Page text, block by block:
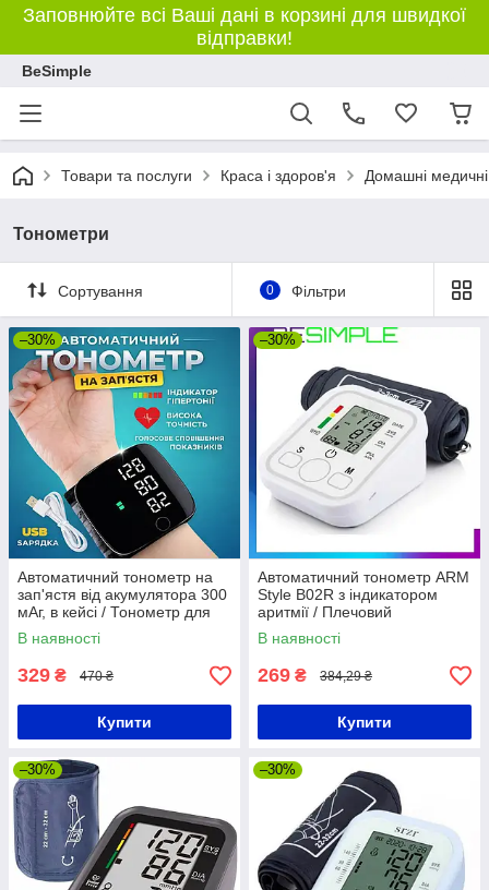
Заповнюйте всі Ваші дані в корзині для швидкої
відправки!
BeSimple
Товари та послуги Краса і здоров'я Домашні
Тонометри
Сортування 0 Фільтри
–30%
Автоматичний тонометр на
зап'ястя від акумулятора 300
мАг, в кейсі / Тонометр для
вимірювання тиску /
Цифровий тонометр
В наявності
329 ₴ 470 ₴
Купити
–30%
Автоматичний тонометр ARM
Style B02R з індикатором
аритмії / Плечовий
електронний тонометр на
батарейках
В наявності
269 ₴ 384,29 ₴
Купити
–30% –30%